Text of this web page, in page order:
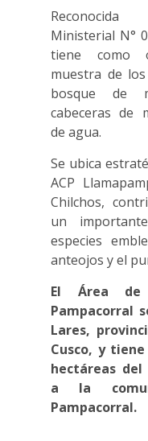
Reconocida
Ministerial N°
tiene como
muestra de
bosque de
cabeceras de
de agua.
Se ubica
ACP
Chilchos,
un
especies
anteojos y el
El Área de
Pampacorral
Lares,
Cusco, y
hectáreas
a la
Pampacorral.